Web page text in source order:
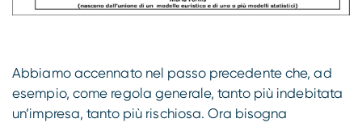
Abbiamo accennato nel passo precedente che, ad
esempio, come regola generale, tanto più indebitata
un’impresa, tanto più rischiosa. Ora bisogna